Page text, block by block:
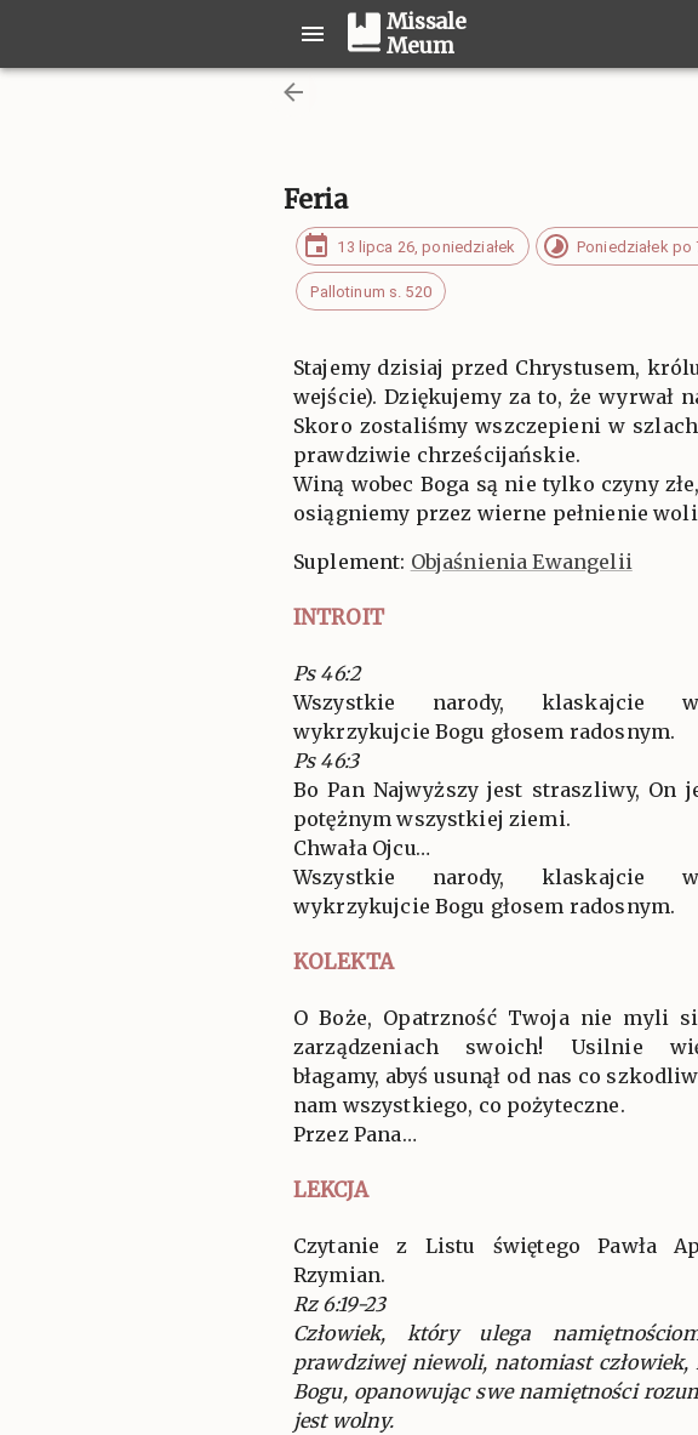
Missale
Meum
Feria
13 lipca 26, poniedziałek Poniedziałek
Pallotinum s. 520
Stajemy dzisiaj przed Chrystusem,
wejście). Dziękujemy za to, że wyrwał
Skoro zostaliśmy wszczepieni w
prawdziwie chrześcijańskie.
Winą wobec Boga są nie tylko czyny
osiągniemy przez wierne pełnienie
Suplement: Objaśnienia Ewangelii
INTROIT
Ps 46:2
Wszystkie narody, klaskajcie
wykrzykujcie Bogu głosem radosnym.
Ps 46:3
Bo Pan Najwyższy jest straszliwy, On
potężnym wszystkiej ziemi.
Chwała Ojcu…
Wszystkie narody, klaskajcie
wykrzykujcie Bogu głosem radosnym.
KOLEKTA
O Boże, Opatrzność Twoja nie myli
zarządzeniach swoich! Usilnie
błagamy, abyś usunął od nas co
nam wszystkiego, co pożyteczne.
Przez Pana…
LEKCJA
Czytanie z Listu świętego Pawła
Rzymian.
Rz 6:19-23
Człowiek, który ulega
prawdziwej niewoli, natomiast człowiek,
Bogu, opanowując swe namiętności
jest wolny.